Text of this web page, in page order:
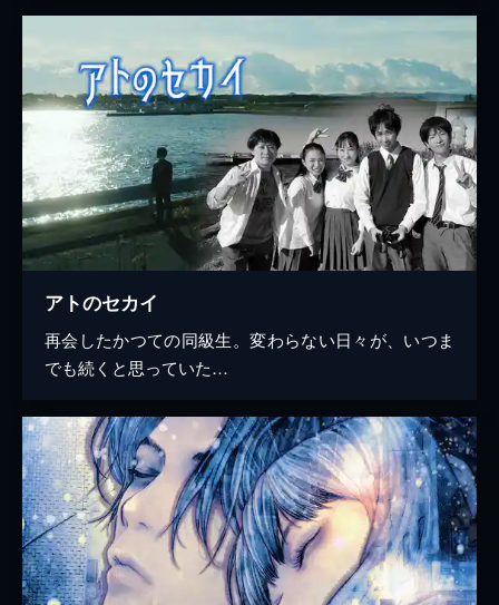
アトのセカイ
再会したかつての同級生。変わらない日々が、いつま
でも続くと思っていた…